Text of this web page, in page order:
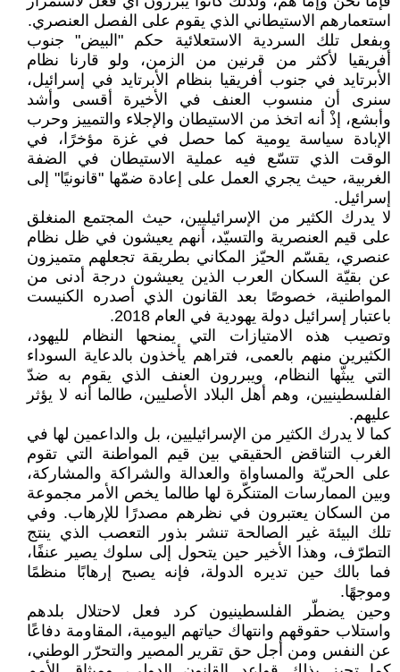
استعمارهم الاستيطاني الذي يقوم على الفصل العنصري.
وبفعل تلك السردية الاستعلائية حكم "البيض" جنوب
أفريقيا لأكثر من قرنين من الزمن، ولو قارنا نظام
الأبرتايد في جنوب أفريقيا بنظام الأبرتايد في إسرائيل،
سنرى أن منسوب العنف في الأخيرة أقسى وأشد
وأبشع، إذْ أنه اتخذ من الاستيطان والإجلاء والتمييز وحرب
الإبادة سياسة يومية كما حصل في غزة مؤخرًا، في
الوقت الذي تتسّع فيه عملية الاستيطان في الضفة
الغربية، حيث يجري العمل على إعادة ضمّها "قانونيًا" إلى
إسرائيل.
لا يدرك الكثير من الإسرائيليين، حيث المجتمع المنغلق
على قيم العنصرية والتسيّد، أنهم يعيشون في ظل نظام
عنصري، يقسّم الحيّز المكاني بطريقة تجعلهم متميزون
عن بقيّة السكان العرب الذين يعيشون درجة أدنى من
المواطنية، خصوصًا بعد القانون الذي أصدره الكنيست
باعتبار إسرائيل دولة يهودية في العام 2018.
وتصيب هذه الامتيازات التي يمنحها النظام لليهود،
الكثيرين منهم بالعمى، فتراهم يأخذون بالدعاية السوداء
التي يبثّها النظام، ويبررون العنف الذي يقوم به ضدّ
الفلسطينيين، وهم أهل البلاد الأصليين، طالما أنه لا يؤثر
عليهم.
كما لا يدرك الكثير من الإسرائيليين، بل والداعمين لها في
الغرب التناقض الحقيقي بين قيم المواطنة التي تقوم
على الحريّة والمساواة والعدالة والشراكة والمشاركة،
وبين الممارسات المتنكّرة لها طالما يخص الأمر مجموعة
من السكان يعتبرون في نظرهم مصدرًا للإرهاب. وفي
تلك البيئة غير الصالحة تنشر بذور التعصب الذي ينتج
التطرّف، وهذا الأخير حين يتحول إلى سلوك يصير عنفًا،
فما بالك حين تديره الدولة، فإنه يصبح إرهابًا منظمًا
وموجهًا.
وحين يضطّر الفلسطينيون كرد فعل لاحتلال بلدهم
واستلاب حقوقهم وانتهاك حياتهم اليومية، المقاومة دفاعًا
عن النفس ومن أجل حق تقرير المصير والتحرّر الوطني،